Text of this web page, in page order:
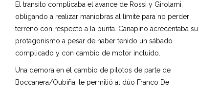
El transito complicaba el avance de Rossi y Girolami,
obligando a realizar maniobras al límite para no perder
terreno con respecto a la punta. Canapino acrecentaba su
protagonismo a pesar de haber tenido un sábado
complicado y con cambio de motor incluido.
Una demora en el cambio de pilotos de parte de
Boccanera/Oubiña, le permitió al dúo Franco De